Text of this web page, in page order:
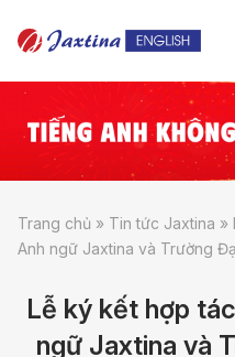
Trang chủ » Tin tức Jaxtina »
Anh ngữ Jaxtina và Trường
Lễ ký kết hợp
ngữ Jaxtina và